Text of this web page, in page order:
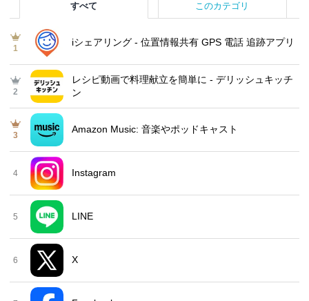
すべて このカテゴリ
1
iシェアリング - 位置情報共有 GPS 電話 追跡アプリ
2
レシピ動画で料理献立を簡単‪に - デリッシュキッチ
ン
3
Amazon Music: 音楽やポッドキャスト
4 Instagram
5 LINE
6 X